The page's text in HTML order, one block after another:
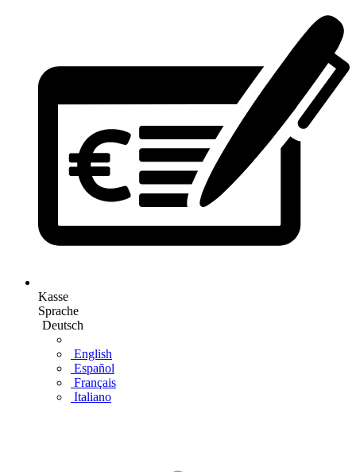
Kasse
Sprache
Deutsch
English
Español
Français
Italiano